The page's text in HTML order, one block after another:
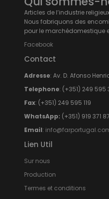
Articles de l’industrie
Nous fabriquons des
pour le marchédomestique
Facebook
Contact
Adresse: Av. D. Afonso
Telephone: (+351) 249 595
Fax: (+351) 249 595 119
WhatsApp: (+351) 919 371
Email:
Lien Util
Sur nous
Production
Termes et conditions